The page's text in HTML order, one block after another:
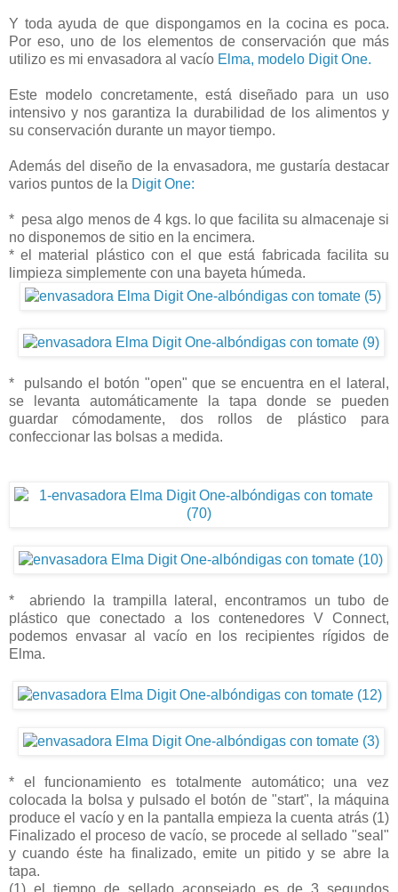
Y toda ayuda de que dispongamos en la cocina es poca.
Por eso, uno de los elementos de conservación que más
utilizo es mi envasadora al vacío Elma, modelo Digit One.
Este modelo concretamente, está diseñado para un uso
intensivo y nos garantiza la durabilidad de los alimentos y
su conservación durante un mayor tiempo.
Además del diseño de la envasadora, me gustaría destacar
varios puntos de la Digit One:
* pesa algo menos de 4 kgs. lo que facilita su almacenaje si
no disponemos de sitio en la encimera.
* el material plástico con el que está fabricada facilita su
limpieza simplemente con una bayeta húmeda.
* pulsando el botón "open" que se encuentra en el lateral,
se levanta automáticamente la tapa donde se pueden
guardar cómodamente, dos rollos de plástico para
confeccionar las bolsas a medida.
* abriendo la trampilla lateral, encontramos un tubo de
plástico que conectado a los contenedores V Connect,
podemos envasar al vacío en los recipientes rígidos de
Elma.
* el funcionamiento es totalmente automático; una vez
colocada la bolsa y pulsado el botón de "start", la máquina
produce el vacío y en la pantalla empieza la cuenta atrás (1)
Finalizado el proceso de vacío, se procede al sellado "seal"
y cuando éste ha finalizado, emite un pitido y se abre la
tapa.
(1) el tiempo de sellado aconsejado es de 3 segundos